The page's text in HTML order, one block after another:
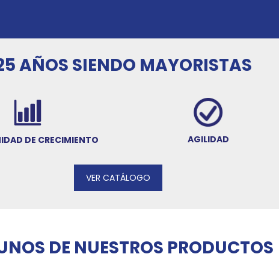
AÑOS SIENDO MAYORISTAS
DE CRECIMIENTO AGILIDAD
VER CATÁLOGO
DE NUESTROS PRODUCTOS